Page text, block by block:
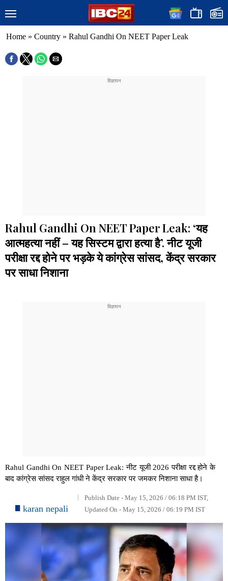
Home » Country » Rahul Gandhi On NEET Paper Leak
Rahul Gandhi On NEET Paper Leak: ‘यह
आत्महत्या नहीं – यह सिस्टम द्वारा हत्या है’. नीट यूजी
परीक्षा रद्द होने पर भड़के ये कांग्रेस सांसद, केंद्र सरकार
पर साधा निशाना
Rahul Gandhi On NEET Paper Leak: नीट यूजी 2026 परीक्षा रद्द होने के
बाद कांग्रेस सांसद राहुल गांधी ने केंद्र सरकार पर जमकर निशाना साधा है।
karan nepali
Publish Date - May 15, 2026 / 06:18 PM IST,
Updated On - May 15, 2026 / 06:19 PM IST